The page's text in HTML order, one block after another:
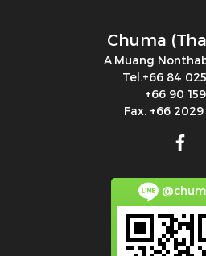
Chuma
A.Muang
Tel.+66 84
+66 90 159
Fax. +66